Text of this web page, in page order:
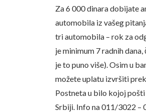
Za 6 000 dinara dobijate
automobila iz vašeg
tri automobila – rok za
je minimum 7 radnih dana,
je to puno više). Osim u
možete uplatu izvršiti
Postneta u bilo kojoj pošti
Srbiji. Info na 011/3022 –